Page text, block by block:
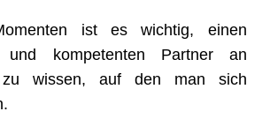
ist es wichtig, einen
und kompetenten Partner an
wissen, auf den man sich